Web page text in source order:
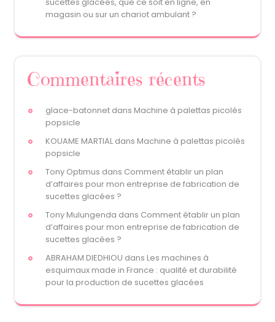
magasin ou sur un chariot ambulant ?
Commentaires récents
glace-batonnet dans Machine à palettas picolés
popsicle
KOUAME MARTIAL dans Machine à palettas picolés
popsicle
Tony Optimus dans Comment établir un plan
d’affaires pour mon entreprise de fabrication de
sucettes glacées ?
Tony Mulungenda dans Comment établir un plan
d’affaires pour mon entreprise de fabrication de
sucettes glacées ?
ABRAHAM DIEDHIOU dans Les machines à
esquimaux made in France : qualité et durabilité
pour la production de sucettes glacées